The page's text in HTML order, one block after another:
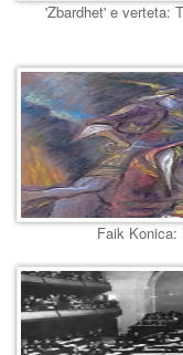
'Zbardhet' e verteta:
Faik Konica: